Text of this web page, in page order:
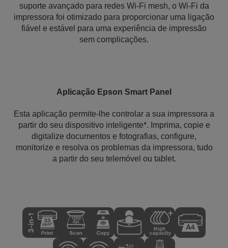
suporte avançado para redes Wi-Fi mesh, o Wi-Fi da
impressora foi otimizado para proporcionar uma ligação
fiável e estável para uma experiência de impressão
sem complicações.
Aplicação Epson Smart Panel
Esta aplicação permite-lhe controlar a sua impressora a
partir do seu dispositivo inteligente*. Imprima, copie e
digitalize documentos e fotografias, configure,
monitorize e resolva os problemas da impressora, tudo
a partir do seu telemóvel ou tablet.